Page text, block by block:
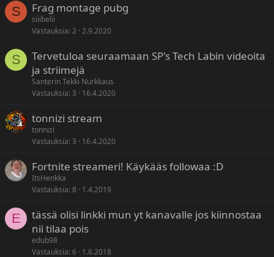
S Frag montage pubg
siiibelii
Vastauksia 2 2.9.2020
S
Tervetuloa seuraamaan SP's Tech Labin videoita
ja striimejä
Santerin Tekki Nurkkaus
Vastauksia 3 16.4.2020
tonnizi stream
tonnizi
Vastauksia 3 16.4.2020
Fortnite streameri! Käykääs followaa :D
ItsHenkka
Vastauksia 8 1.4.2019
E
tässä olisi linkki mun yt kanavalle jos kiinnostaa
nii tilaa pois
edub98
Vastauksia 6 1.6.2018